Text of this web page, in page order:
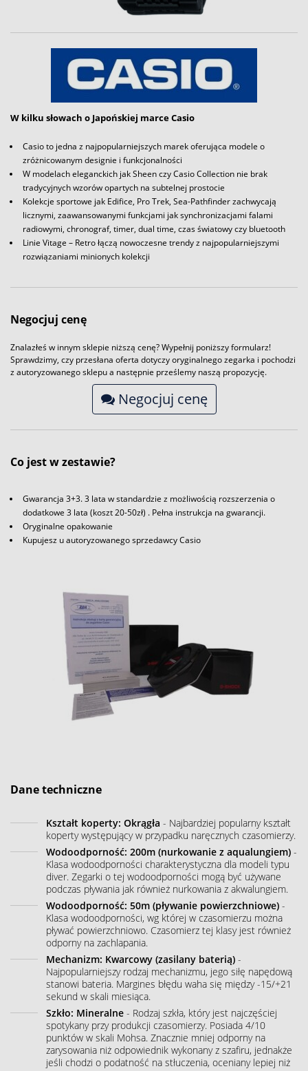
W kilku słowach o Japońskiej marce Casio
Casio to jedna z najpopularniejszych marek oferująca modele o
zróżnicowanym designie i funkcjonalności
W modelach eleganckich jak Sheen czy Casio Collection nie brak
tradycyjnych wzorów opartych na subtelnej prostocie
Kolekcje sportowe jak Edifice, Pro Trek, Sea-Pathfinder zachwycają
licznymi, zaawansowanymi funkcjami jak synchronizacjami falami
radiowymi, chronograf, timer, dual time, czas światowy czy bluetooth
Linie Vitage – Retro łączą nowoczesne trendy z najpopularniejszymi
rozwiązaniami minionych kolekcji
Negocjuj cenę
Znalazłeś w innym sklepie niższą cenę? Wypełnij poniższy formularz!
Sprawdzimy, czy przesłana oferta dotyczy oryginalnego zegarka i pochodzi
z autoryzowanego sklepu a następnie prześlemy naszą propozycję.
Negocjuj cenę
Co jest w zestawie?
Gwarancja 3+3. 3 lata w standardzie z możliwością rozszerzenia o
dodatkowe 3 lata (koszt 20-50zł) . Pełna instrukcja na gwarancji.
Oryginalne opakowanie
Kupujesz u autoryzowanego sprzedawcy Casio
Dane techniczne
Kształt koperty: Okrągła - Najbardziej popularny kształt
koperty występujący w przypadku naręcznych czasomierzy.
Wodoodporność: 200m (nurkowanie z aqualungiem) -
Klasa wodoodporności charakterystyczna dla modeli typu
diver. Zegarki o tej wodoodporności mogą być używane
podczas pływania jak również nurkowania z akwalungiem.
Wodoodporność: 50m (pływanie powierzchniowe) -
Klasa wodoodporności, wg której w czasomierzu można
pływać powierzchniowo. Czasomierz tej klasy jest również
odporny na zachlapania.
Mechanizm: Kwarcowy (zasilany baterią) -
Najpopularniejszy rodzaj mechanizmu, jego siłę napędową
stanowi bateria. Margines błędu waha się między -15/+21
sekund w skali miesiąca.
Szkło: Mineralne - Rodzaj szkła, który jest najczęściej
spotykany przy produkcji czasomierzy. Posiada 4/10
punktów w skali Mohsa. Znacznie mniej odporny na
zarysowania niż odpowiednik wykonany z szafiru, jednakże
jeśli chodzi o podatność na stłuczenia, oceniany lepiej niż